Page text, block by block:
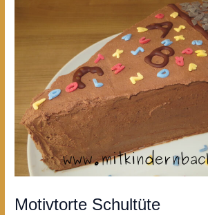
Motivtorte Schultüte